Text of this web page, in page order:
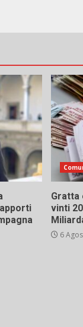
Gratta
vinti
6